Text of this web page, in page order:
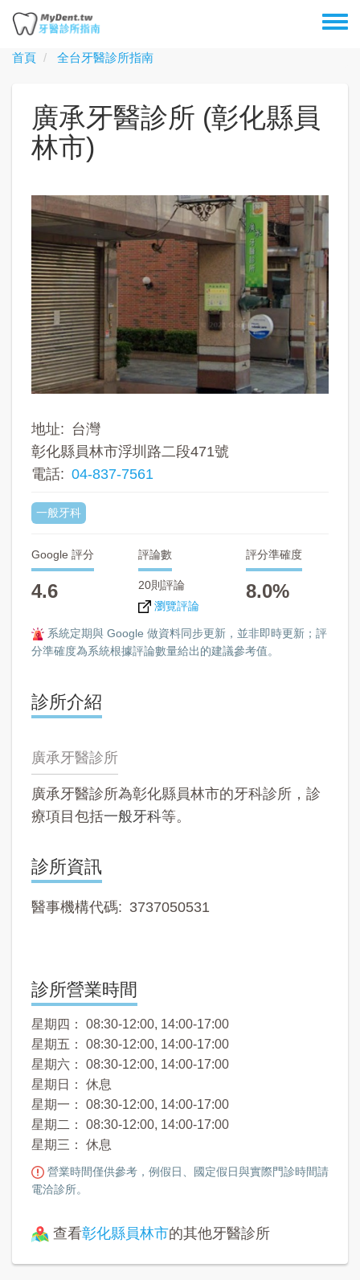
移
主首頁 全台牙醫診所指南
廣承牙醫診所 (彰化縣員
林市)
地址
台灣
彰化縣員林市浮圳路二段471號
電話
04-837-7561
一般牙科
Google 評分
4.6
評論數
20則評論
瀏覽評論
評分準確度
8.0%
系統定期與 Google 做資料同步更新，並非即時更新；評
分準確度為系統根據評論數量給出的建議參考值。
診所介紹
廣承牙醫診所
廣承牙醫診所為彰化縣員林市的牙科診所，診
療項目包括一般牙科等。
診所資訊
醫事機構代碼 3737050531
診所營業時間
星期四： 08:30-12:00, 14:00-17:00
星期五： 08:30-12:00, 14:00-17:00
星期六： 08:30-12:00, 14:00-17:00
星期日： 休息
星期一： 08:30-12:00, 14:00-17:00
星期二： 08:30-12:00, 14:00-17:00
星期三： 休息
營業時間僅供參考，例假日、國定假日與實際門診時間請
電洽診所。
查看彰化縣員林市的其他牙醫診所